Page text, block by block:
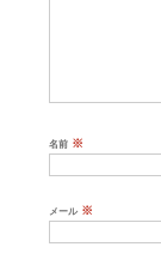
名前 ※
メール ※